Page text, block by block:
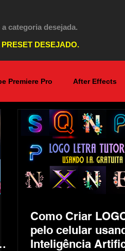
categoria desejada.
DESEJADO.
Premiere Pro After Effects
Top PicsArt
Como Criar
pelo celular
Inteligência